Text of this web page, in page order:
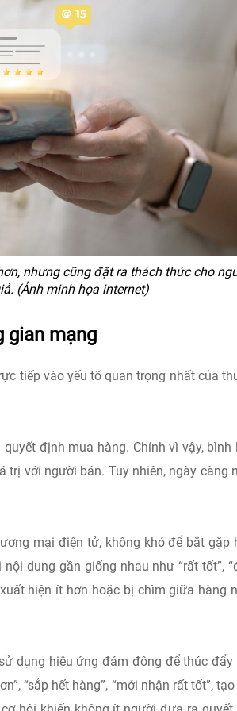
nhưng cũng đặt ra thách thức cho
(Ảnh minh họa internet)
gian mạng
tiếp vào yếu tố quan trọng nhất của
định mua hàng. Chính vì vậy, bình
trị với người bán. Tuy nhiên, ngày càng
mại điện tử, không khó để bắt gặp
dung gần giống nhau như “rất tốt”,
hiện ít hơn hoặc bị chìm giữa hàng
dụng hiệu ứng đám đông để thúc đẩy
“sắp hết hàng”, “mới nhận rất tốt”,